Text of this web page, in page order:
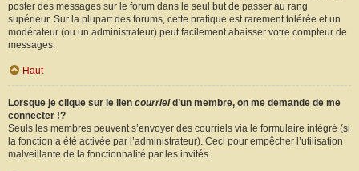
poster des messages sur le forum dans le seul but de passer au rang
supérieur. Sur la plupart des forums, cette pratique est rarement tolérée et un
modérateur (ou un administrateur) peut facilement abaisser votre compteur de
messages.
Haut
Lorsque je clique sur le lien courrield’un membre, on me demande de me
connecter !?
Seuls les membres peuvent s’envoyer des courriels via le formulaire intégré (si
la fonction a été activée par l’administrateur). Ceci pour empêcher l’utilisation
malveillante de la fonctionnalité par les invités.